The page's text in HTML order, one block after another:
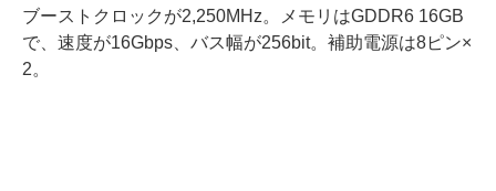
ブーストクロックが2,250MHz。メモリはGDDR6 16GB
で、速度が16Gbps、バス幅が256bit。補助電源は8ピン×
2。